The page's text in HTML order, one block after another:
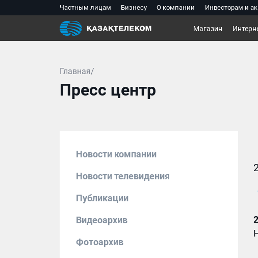
Частным лицам Бизнесу О компании Инвесторам и
Магазин
Главная/
Пресс центр
Новости компании
Новости телевидения
Публикации
Видеоархив
Фотоархив